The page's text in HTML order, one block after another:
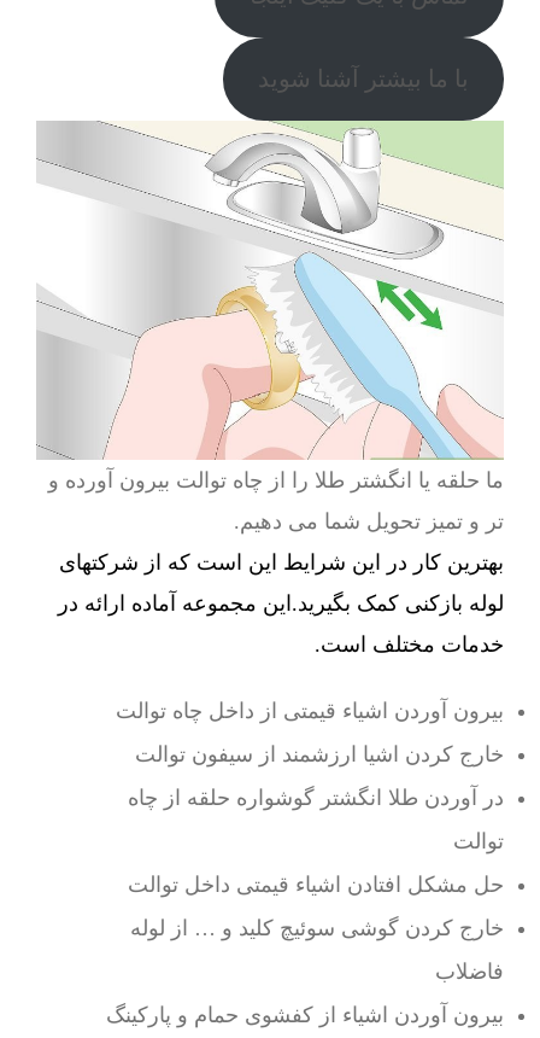
با ما بیشتر آشنا شوید
ما حلقه یا انگشتر طلا را از چاه توالت بیرون آورده و
تر و تمیز تحویل شما می دهیم.
بهترین کار در این شرایط این است که از شرکتهای
لوله بازکنی کمک بگیرید.این مجموعه آماده ارائه در
خدمات مختلف است.
بیرون آوردن اشیاء قیمتی از داخل چاه توالت
خارج کردن اشیا ارزشمند از سیفون توالت
در آوردن طلا انگشتر گوشواره حلقه از چاه
توالت
حل مشکل افتادن اشیاء قیمتی داخل توالت
خارج کردن گوشی سوئیچ کلید و … از لوله
فاضلاب
بیرون آوردن اشیاء از کفشوی حمام و پارکینگ